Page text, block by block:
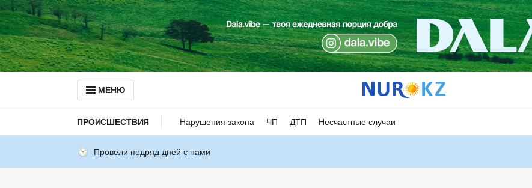
МЕНЮ
ПРОИСШЕСТВИЯ Нарушения закона ЧП ДТП Несчастные случаи
Провели подряд дней с нами